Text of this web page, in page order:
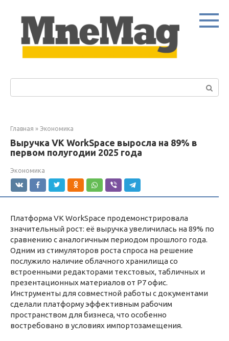
контенту
Главная » Экономика
Выручка VK WorkSpace выросла на 89% в
первом полугодии 2025 года
Экономика
Платформа VK WorkSpace продемонстрировала
значительный рост: её выручка увеличилась на 89% по
сравнению с аналогичным периодом прошлого года.
Одним из стимуляторов роста спроса на решение
послужило наличие облачного хранилища со
встроенными редакторами текстовых, табличных и
презентационных материалов от Р7 офис.
Инструменты для совместной работы с документами
сделали платформу эффективным рабочим
пространством для бизнеса, что особенно
востребовано в условиях импортозамещения.